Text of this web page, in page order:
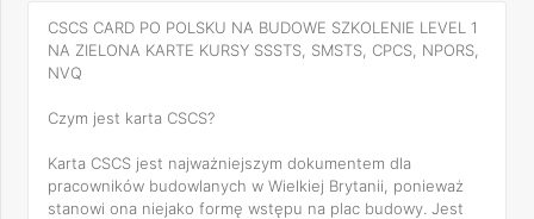
CSCS CARD PO POLSKU NA BUDOWE SZKOLENIE LEVEL 1
NA ZIELONA KARTE KURSY SSSTS, SMSTS, CPCS, NPORS,
NVQ
Czym jest karta CSCS?
Karta CSCS jest najważniejszym dokumentem dla
pracowników budowlanych w Wielkiej Brytanii, ponieważ
stanowi ona niejako formę wstępu na plac budowy. Jest